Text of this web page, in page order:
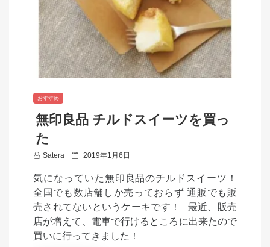
おすすめ
無印良品 チルドスイーツを買っ
た
Satera
P
s
t
e
d
o
2019年1月6日
気になっていた無印良品のチルドスイーツ！
全国でも数店舗しか売っておらず 通販でも販
売されてないというケーキです！ 最近、販売
店が増えて、電車で行けるところに出来たので
買いに行ってきました！